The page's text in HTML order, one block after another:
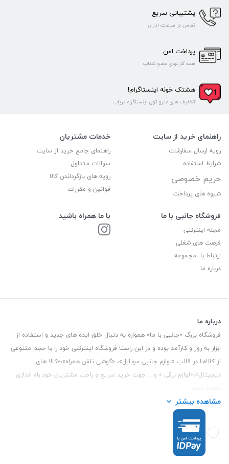
پشتیبانی سریع
تماس در ساعات اداری
پرداخت امن
همه کارتهای عضو شتاب
هشتک خونه اینستاگرام!
تخفیف های ما رو توی اینستاگرام دریاب
راهنمای خرید از سایت
رویه ارسال سفارشات
شرایط استفاده
حریم خصوصی
شیوه های پرداخت
خدمات مشتریان
راهنمای جامع خرید از سایت
سوالات متداول
رویه های بازگرداندن کالا
قوانین و مقررات
فروشگاه جانبی با ما
مجله اینترنتی
فرصت های شغلی
ارتباط با مجموعه
درباره ما
با ما همراه باشید
درباره ما
فروشگاه بزرگ «جانبی با ما» همواره به دنبال خلق ایده های جدید و استفاده از
ابزار به روز و کارآمد بوده و در این راستا فروشگاه اینترنتی خود را با حجم متنوعی
از کالاها در قالب «لوازم جانبی موبایل»، «گوشی تلفن همراه»،«کالا های
دیجیتال»،«لوازم برقی » و… جهت خرید سریع و راحت مشتریان خود راه اندازی
این فروشگاه تمام تلاش خود را نموده تا کالاهایی با کیفیت و با حداقل قیمت
عرضه نماید.
تلفن تماس :3847 088 0912
و ملی طبقه زیرین عکاسی
مشاهده بیشتر